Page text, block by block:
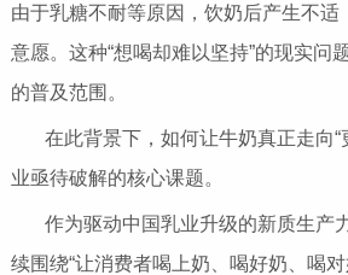
由于乳糖不耐等原因，饮奶后产生不适
意愿。这种“想喝却难以坚持”的现实问
的普及范围。
在此背景下，如何让牛奶真正走向“
业亟待破解的核心课题。
作为驱动中国乳业升级的新质生产
续围绕“让消费者喝上奶、喝好奶、喝